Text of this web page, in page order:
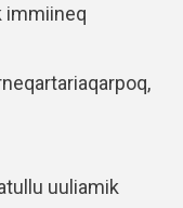
immiineq
uuliamik